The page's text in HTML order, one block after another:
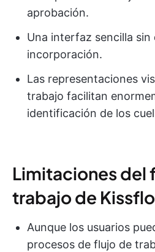
aprobación.
Una interfaz sencilla
incorporación.
Las representaciones
trabajo facilitan
identificación de los
Limitaciones del
trabajo de
Aunque los usuarios
procesos de flujo de